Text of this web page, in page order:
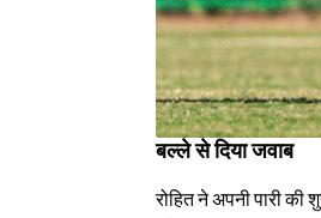
बल्ले से दिया जवाब
रोहित ने अपनी पारी